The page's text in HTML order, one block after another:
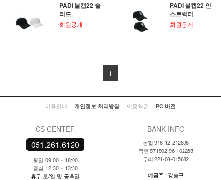
PADI 볼캡22 솔
리드
회원공개
PADI 볼캡22 인
스트럭터
회원공개
1
이용안내 | 개인정보 처리방침 | 이용약관 | PC 버전
CS CENTER
051.261.6120
평일 09:00 ~ 18:00
점심 12:30 ~ 13:30
휴무 토/일 및 공휴일
BANK INFO
농협 916-12-212806
국민 571502-96-102265
우리 221-08-015682
예금주 : 강승규